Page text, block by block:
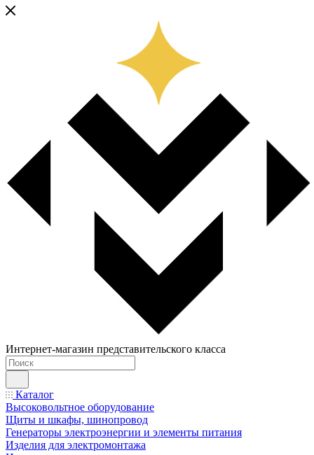
Интернет-магазин представительского класса
Каталог
Высоковольтное оборудование
Щиты и шкафы, шинопровод
Генераторы электроэнергии и элементы питания
Изделия для электромонтажа